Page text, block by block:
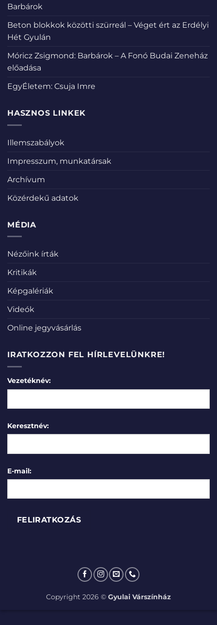
Barbárok
Beton blokkok közötti szürreál – Véget ért az Erdélyi
Hét Gyulán
Móricz Zsigmond: Barbárok – A Fonó Budai Zeneház
előadása
EgyÉletem: Csuja Imre
HASZNOS LINKEK
Illemszabályok
Impresszum, munkatársak
Archívum
Közérdekű adatok
MÉDIA
Nézőink írták
Kritikák
Képgalériák
Videók
Online jegyvásárlás
IRATKOZZON FEL HÍRLEVELÜNKRE!
Vezetéknév:
Keresztnév:
E-mail:
Copyright 2026 © Gyulai Várszínház